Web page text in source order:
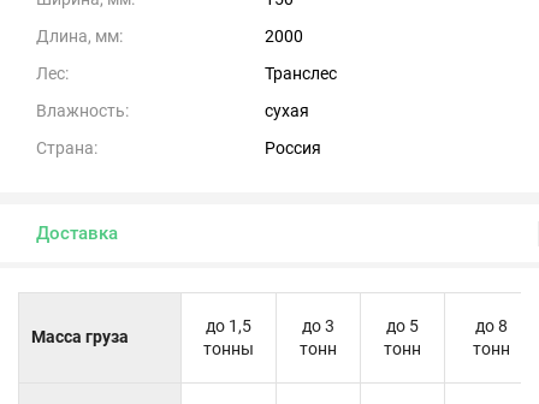
Длина, мм:
2000
Лес:
Транслес
Влажность:
сухая
Страна:
Россия
Доставка
Масса груза
до 1,5
тонны
до 3
тонн
до 5
тонн
до 8
тонн